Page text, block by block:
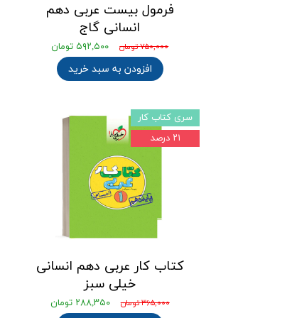
فرمول بیست عربی دهم
انسانی گاج
۷۵۰,۰۰۰ تومان ۵۹۲,۵۰۰ تومان
افزودن به سبد خرید
کتاب کار عربی دهم انسانی
خیلی سبز
۳۶۵,۰۰۰ تومان ۲۸۸,۳۵۰ تومان
سری کتاب کار
۲۱ درصد